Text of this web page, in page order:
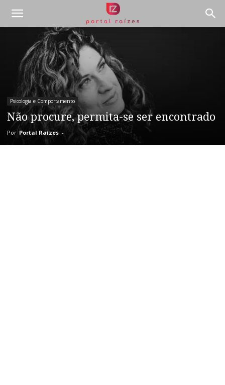
Psicologia e Comportamento
Não procure, permita-se ser encontrado
Por Portal Raízes -